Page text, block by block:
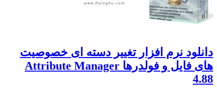
دانلود نرم افزار تغییر دسته ای خصوصیت
های فایل و فولدرها Attribute Manager
4.88